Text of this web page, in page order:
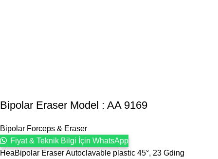
Bipolar Eraser Model : AA 9169
Bipolar Forceps & Eraser
Fiyat & Teknik Bilgi İçin WhatsApp
HeaBipolar Eraser Autoclavable plastic 45°, 23 Gding